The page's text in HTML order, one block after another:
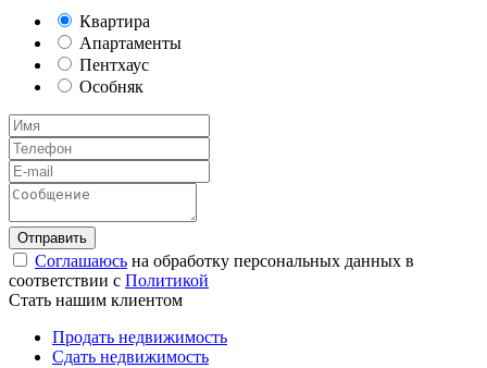
Квартира
Апартаменты
Пентхаус
Особняк
Соглашаюсь на обработку персональных данных в
соответствии с Политикой
Стать нашим клиентом
Продать недвижимость
Сдать недвижимость